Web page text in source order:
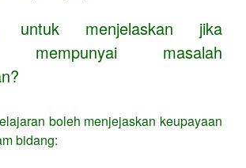
untuk menjelaskan jika
mempunyai masalah
boleh menjejaskan keupayaan
bidang: